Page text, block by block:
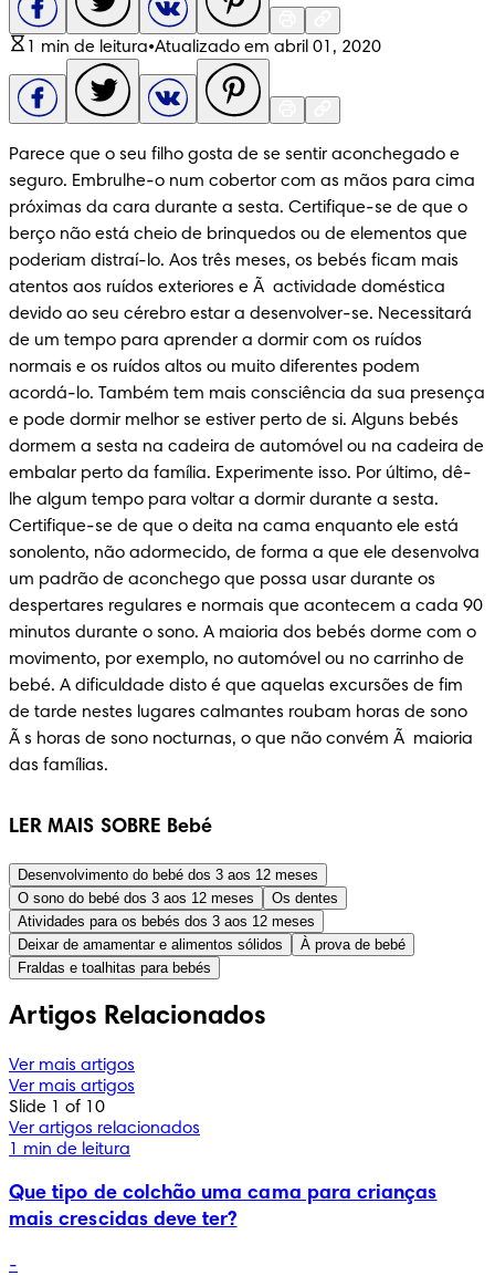
1 min de leitura•Atualizado em abril 01, 2020
Parece que o seu filho gosta de se sentir aconchegado e
seguro. Embrulhe-o num cobertor com as mãos para cima
próximas da cara durante a sesta. Certifique-se de que o
berço não está cheio de brinquedos ou de elementos que
poderiam distraí-lo. Aos três meses, os bebés ficam mais
atentos aos ruídos exteriores e Ã  actividade doméstica
devido ao seu cérebro estar a desenvolver-se. Necessitará
de um tempo para aprender a dormir com os ruídos
normais e os ruídos altos ou muito diferentes podem
acordá-lo. Também tem mais consciência da sua presença
e pode dormir melhor se estiver perto de si. Alguns bebés
dormem a sesta na cadeira de automóvel ou na cadeira de
embalar perto da família. Experimente isso. Por último, dê-
lhe algum tempo para voltar a dormir durante a sesta.
Certifique-se de que o deita na cama enquanto ele está
sonolento, não adormecido, de forma a que ele desenvolva
um padrão de aconchego que possa usar durante os
despertares regulares e normais que acontecem a cada 90
minutos durante o sono. A maioria dos bebés dorme com o
movimento, por exemplo, no automóvel ou no carrinho de
bebé. A dificuldade disto é que aquelas excursões de fim
de tarde nestes lugares calmantes roubam horas de sono
Ã s horas de sono nocturnas, o que não convém Ã  maioria
das famílias.
LER MAIS SOBRE Bebé
Desenvolvimento do bebé dos 3 aos 12 meses
O sono do bebé dos 3 aos 12 meses
Os dentes
Atividades para os bebés dos 3 aos 12 meses
Deixar de amamentar e alimentos sólidos
À prova de bebé
Fraldas e toalhitas para bebés
Artigos Relacionados
Ver mais artigos
Ver mais artigos
Slide 1 of 10
Ver artigos relacionados
1 min de leitura
Que tipo de colchão uma cama para crianças
mais crescidas deve ter?
-